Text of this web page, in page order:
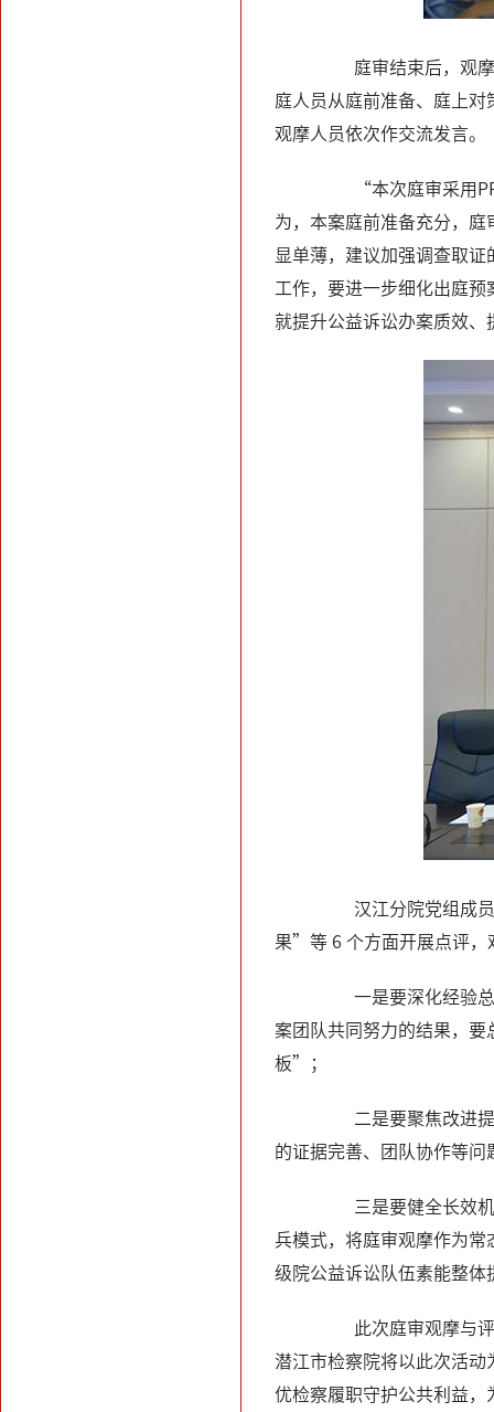
庭审结束后，观摩
庭人员从庭前准备、庭上
观摩人员依次作交流发言。
“本次庭审采用PPT
为，本案庭前准备充分，
显单薄，建议加强调查取
工作，要进一步细化出庭
就提升公益诉讼办案质效
汉江分院党组成员
果”等 6 个方面开展点评，
一是要深化经验总
案团队共同努力的结果，
板”；
二是要聚焦改进提
的证据完善、团队协作等
三是要健全长效机
兵模式，将庭审观摩作为
级院公益诉讼队伍素能整体
此次庭审观摩与评
潜江市检察院将以此次活
优检察履职守护公共利益，